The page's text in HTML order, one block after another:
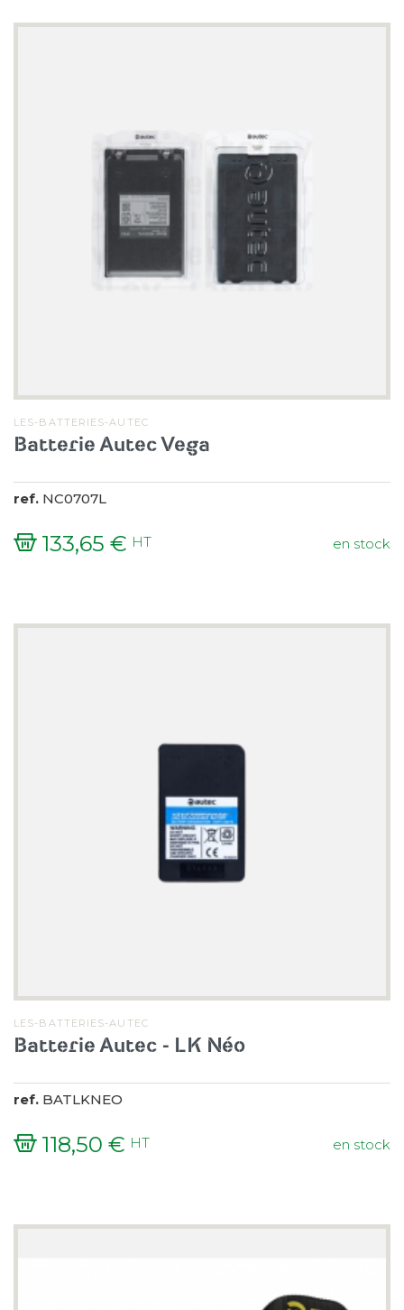
LES-BATTERIES-AUTEC
Batterie Autec Vega
ref. NC0707L
Prix
133,65 € HT en stock
LES-BATTERIES-AUTEC
Batterie Autec - LK Néo
ref. BATLKNEO
Prix
118,50 € HT en stock